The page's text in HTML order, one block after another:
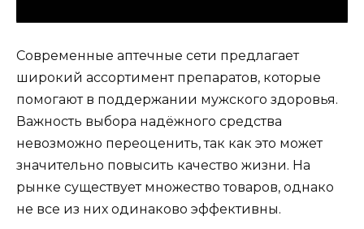
Современные аптечные сети предлагает
широкий ассортимент препаратов, которые
помогают в поддержании мужского здоровья.
Важность выбора надёжного средства
невозможно переоценить, так как это может
значительно повысить качество жизни. На
рынке существует множество товаров, однако
не все из них одинаково эффективны.